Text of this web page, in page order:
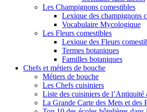
Les Champignons comestibles
Lexique des champignons
Vocabulaire Mycologique
Les Fleurs comestibles
Lexique des Fleurs
Termes botaniques
Familles botaniques
Chefs et métiers de bouche
Métiers de bouche
Les Chefs cuisiniers
Liste des cuisiniers de l’Antiquité
La Grande Carte des Mets et des